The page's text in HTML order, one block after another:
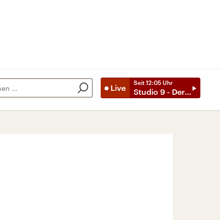
Live
Seit 12:05 Uhr
Studio 9 - Der Tag mit